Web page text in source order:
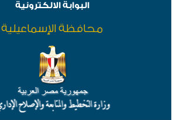
البوابة الالكترونية
محافظة الإسماعيلية